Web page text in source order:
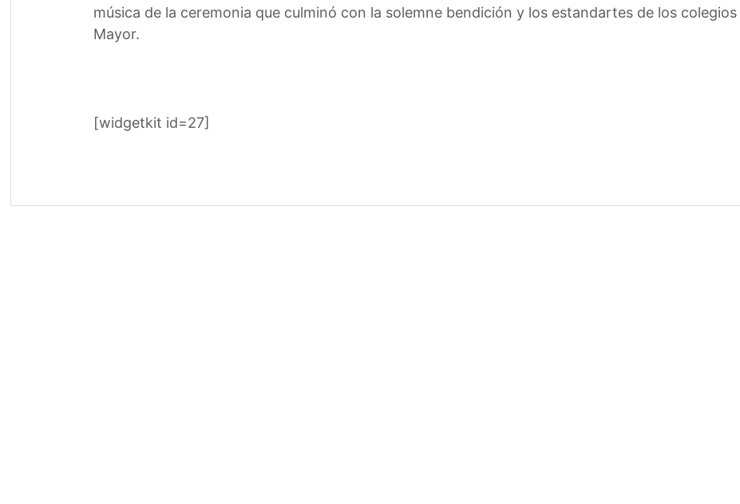
música de la ceremonia que culminó con la solemne bendición y los estandartes de los
Mayor.
[widgetkit id=27]